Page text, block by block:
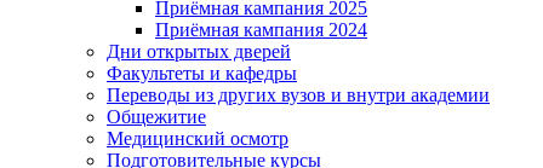
Приёмная кампания 2025
Приёмная кампания 2024
Дни открытых дверей
Факультеты и кафедры
Переводы из других вузов и внутри академии
Общежитие
Медицинский осмотр
Подготовительные курсы